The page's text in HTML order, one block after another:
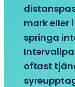
mark eller
springa
oftast